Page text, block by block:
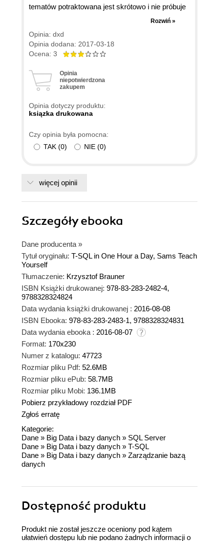
tematów potraktowana jest skrótowo i nie próbuje
podawać zaawansowanych metod, więc
specjalistom się nie przyda, za to tłumacząc
podstawy również zapomina wyjaśnić istotne
elementy, przez co u osoby początkującej również
jest nawet czytelna, gdyż w kodzie istotne słowa
składni nie są pogrubione, ani nie jest on niczym
uporządkowanie i zwięzłość, dzięki czemu łatwo
wraca.
Rozwiń »
Opinia: dxd
Opinia dodana: 2017-03-18
Ocena: 3
Opinia
niepotwierdzona
zakupem
Opinia dotyczy produktu:
ksiązka drukowana
Czy opinia była pomocna:
TAK (0) NIE (0)
więcej opinii
Szczegółyebooka
Dane producenta »
Tytuł oryginału: T-SQL in One Hour a Day, Sams Teach
Yourself
Tłumaczenie: Krzysztof Brauner
ISBN Książki drukowanej: 978-83-283-2482-4,
9788328324824
Data wydania książki drukowanej : 2016-08-08
ISBN Ebooka: 978-83-283-2483-1, 9788328324831
Data wydania ebooka : 2016-08-07
Format: 170x230
Numer z katalogu: 47723
Rozmiar pliku Pdf: 52.6MB
Rozmiar pliku ePub: 58.7MB
Rozmiar pliku Mobi: 136.1MB
Pobierz przykładowy rozdział PDF
Zgłoś erratę
Kategorie:
Dane » Big Data i bazy danych » SQL Server
Dane » Big Data i bazy danych » T-SQL
Dane » Big Data i bazy danych » Zarządzanie bazą
danych
Dostępność produktu
Produkt nie został jeszcze oceniony pod kątem
ułatwień dostępu lub nie podano żadnych informacji o